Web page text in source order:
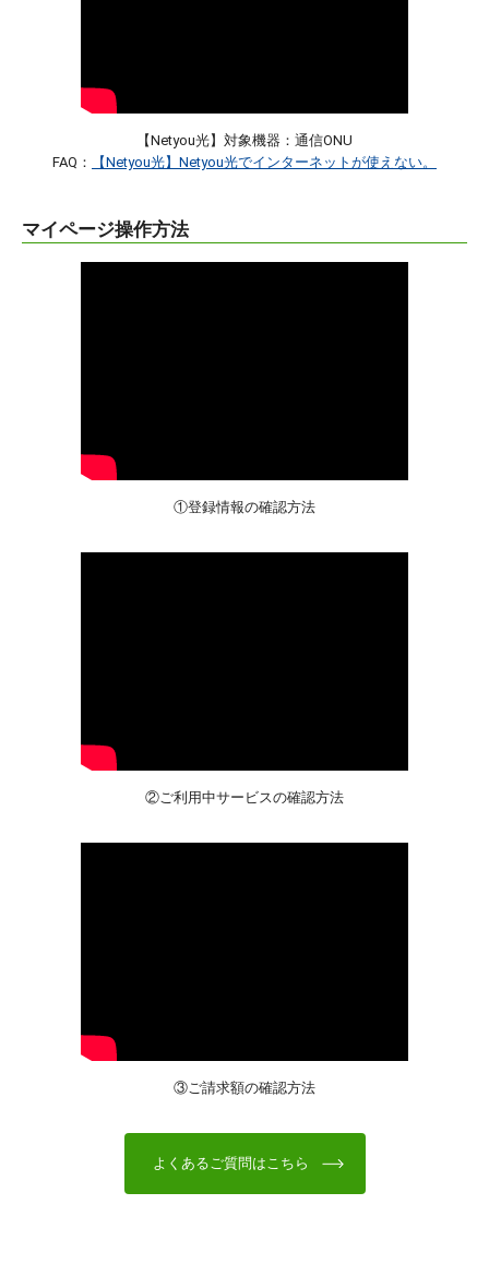
【Netyou光】対象機器：通信ONU
FAQ：
【Netyou光】Netyou光でインターネットが使えない。
マイページ操作方法
①登録情報の確認方法
②ご利用中サービスの確認方法
③ご請求額の確認方法
よくあるご質問はこちら